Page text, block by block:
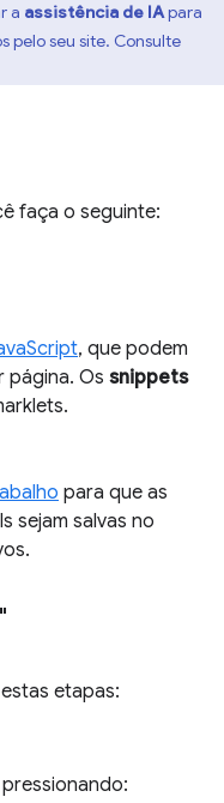
a assistência de IApara
pelo seu site. Consulte
faça o seguinte:
, que podem
página. Os snippets
para que as
sejam salvas no
etapas: